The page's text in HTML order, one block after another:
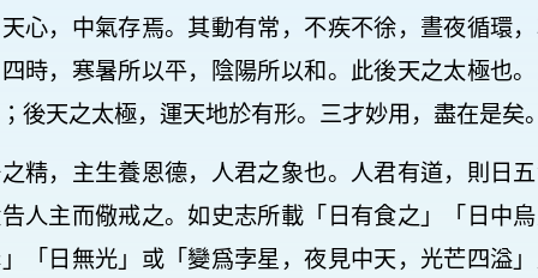
心，中氣存焉。其動有常，不疾不徐，晝夜循環
時，寒暑所以平，陰陽所以和。此後天之太極也
後天之太極，運天地於有形。三才妙用，盡在是矣
精，主生養恩德，人君之象也。人君有道，則日
人主而儆戒之。如史志所載「日有食之」「日中
「日無光」或「變爲孛星，夜見中天，光芒四溢